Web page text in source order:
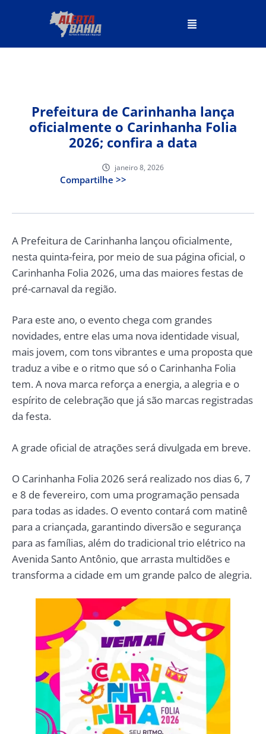
Prefeitura de Carinhanha lança
oficialmente o Carinhanha Folia
2026; confira a data
janeiro 8, 2026
Compartilhe >>
A Prefeitura de Carinhanha lançou oficialmente,
nesta quinta-feira, por meio de sua página oficial, o
Carinhanha Folia 2026, uma das maiores festas de
pré-carnaval da região.
Para este ano, o evento chega com grandes
novidades, entre elas uma nova identidade visual,
mais jovem, com tons vibrantes e uma proposta que
traduz a vibe e o ritmo que só o Carinhanha Folia
tem. A nova marca reforça a energia, a alegria e o
espírito de celebração que já são marcas registradas
da festa.
A grade oficial de atrações será divulgada em breve.
O Carinhanha Folia 2026 será realizado nos dias 6, 7
e 8 de fevereiro, com uma programação pensada
para todas as idades. O evento contará com matinê
para a criançada, garantindo diversão e segurança
para as famílias, além do tradicional trio elétrico na
Avenida Santo Antônio, que arrasta multidões e
transforma a cidade em um grande palco de alegria.